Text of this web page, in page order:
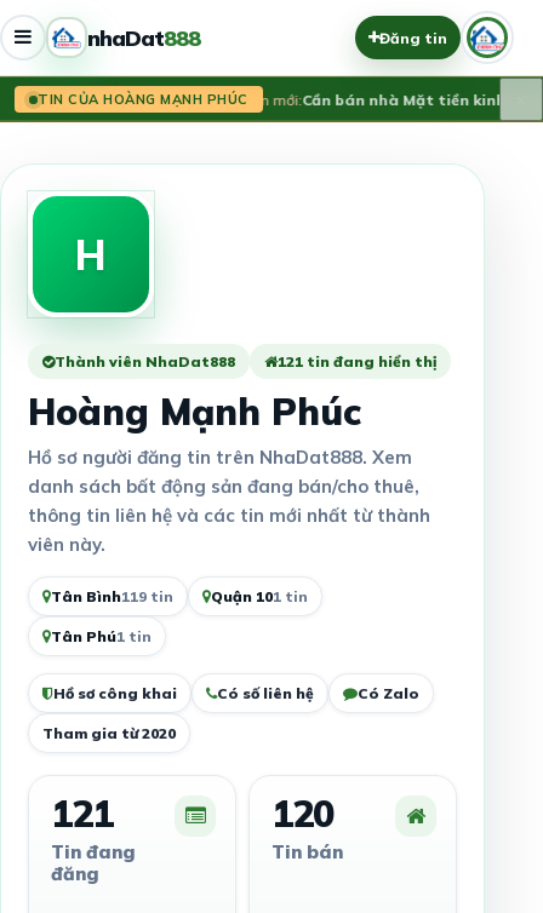
nhaDat888 Đăng tin
TIN CỦA HOÀNG MẠNH PHÚCTin mới:Cần bán nhà Mặt tiền kinh
H
Thành viên NhaDat888 121 tin đang hiển thị
Hoàng Mạnh Phúc
Hồ sơ người đăng tin trên NhaDat888. Xem
danh sách bất động sản đang bán/cho thuê,
thông tin liên hệ và các tin mới nhất từ thành
viên này.
Tân Bình119 tin Quận 101 tin
Tân Phú1 tin
Hồ sơ công khai Có số liên hệ Có Zalo
Tham gia từ 2020
121
Tin đang
đăng
120
Tin bán